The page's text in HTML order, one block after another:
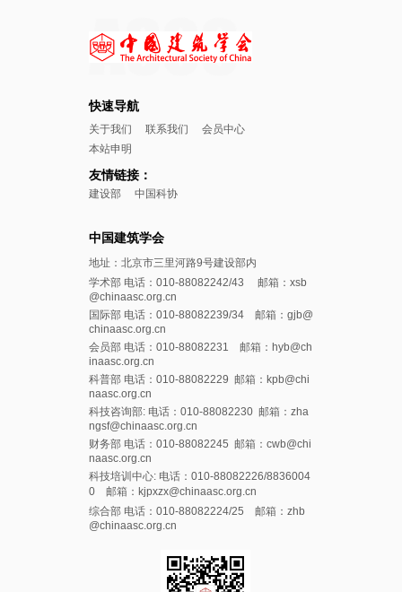
快速导航
关于我们 联系我们
会员中心
本站申明
友情链接：
建设部 中国科协
中国建筑学会
地址：北京市三里河路9号建设部内
学术部 电话：010-88082242/43 邮箱：xsb
@chinaasc.org.cn
国际部 电话：010-88082239/34 邮箱：gjb@
chinaasc.org.cn
会员部 电话：010-88082231 邮箱：hyb@ch
inaasc.org.cn
科普部 电话：010-88082229 邮箱：kpb@chi
naasc.org.cn
科技咨询部: 电话：010-88082230 邮箱：zha
ngsf@chinaasc.org.cn
财务部 电话：010-88082245 邮箱：cwb@chi
naasc.org.cn
科技培训中心: 电话：010-88082226/8836004
0 邮箱：kjpxzx@chinaasc.org.cn
综合部 电话：010-88082224/25 邮箱：zhb
@chinaasc.org.cn